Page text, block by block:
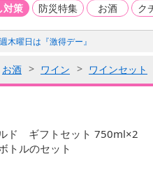
対策 防災特集 お酒 ク
木曜日は『激得デー』
お酒 ワイン ワインセット
ド ギフトセット 750ml×2
トルのセット